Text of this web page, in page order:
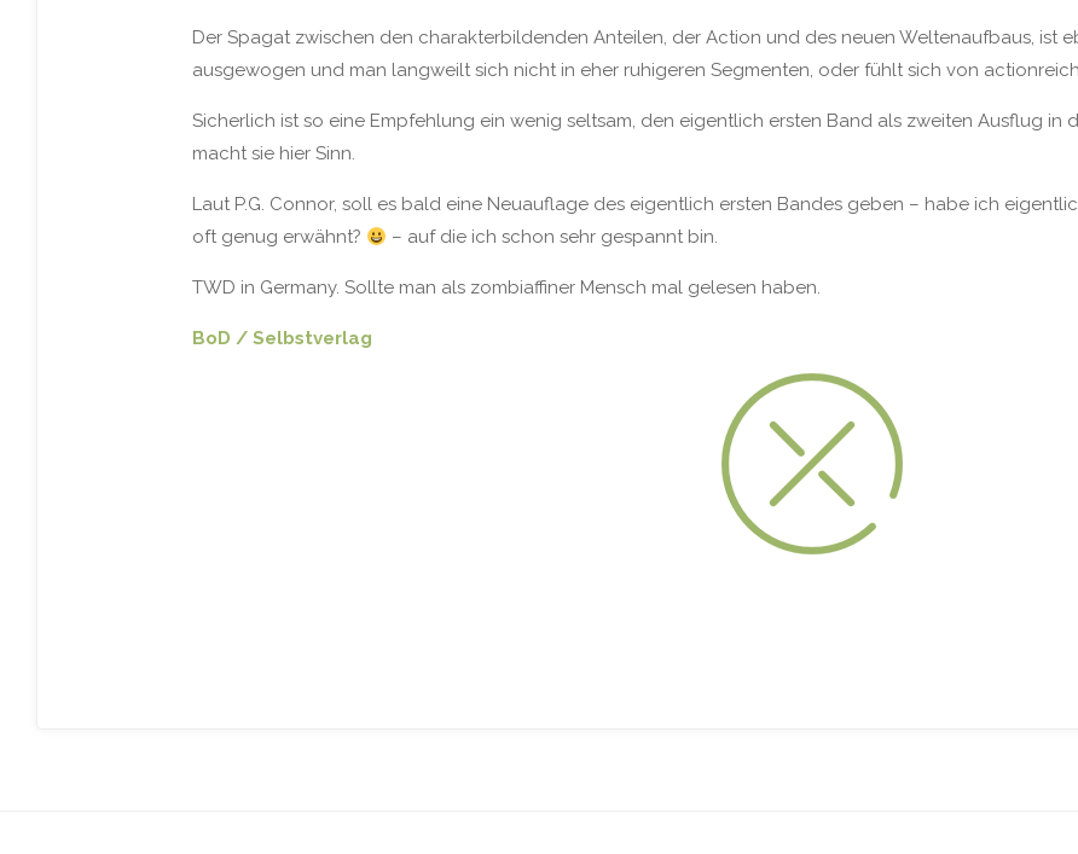
Der Spagat zwischen den charakterbildenden Anteilen, der Action und des neuen Weltenaufbaus, ist
ausgewogen und man langweilt sich nicht in eher ruhigeren Segmenten, oder fühlt sich von
Sicherlich ist so eine Empfehlung ein wenig seltsam, den eigentlich ersten Band als zweiten Ausflug in
macht sie hier Sinn.
Laut P.G. Connor, soll es bald eine Neuauflage des eigentlich ersten Bandes geben – habe ich
oft genug erwähnt?
– auf die ich schon sehr gespannt bin.
TWD in Germany. Sollte man als zombiaffiner Mensch mal gelesen haben.
BoD / Selbstverlag